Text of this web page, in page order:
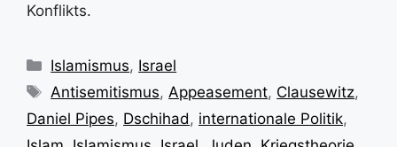
Konflikts.
Kategorien
Islamismus, Israel
Schlagwörter
Antisemitismus, Appeasement, Clausewitz,
Daniel Pipes, Dschihad , internationale Politik,